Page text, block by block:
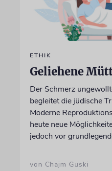
ETHIK
Geliehene
Der Schmerz
begleitet die jüdische
Moderne
heute neue
jedoch vor
von Chajm Guski